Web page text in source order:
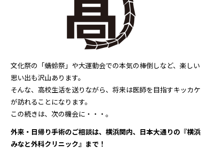
文化祭の「蜻蛉祭」や大運動会での本気の棒倒しなど、楽しい
思い出も沢山あります。
そんな、高校生活を送りながら、将来は医師を目指すキッカケ
が訪れることになります。
この続きは、次の機会に・・・。
外来・日帰り手術のご相談は、横浜関内、日本大通りの『横浜
みなと外科クリニック』まで！